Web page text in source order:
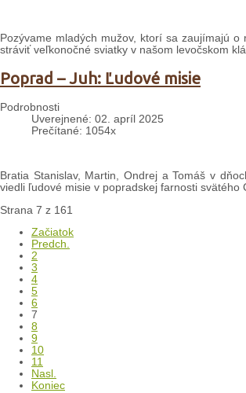
Pozývame mladých mužov, ktorí sa zaujímajú o
stráviť veľkonočné sviatky v našom levočskom
Poprad – Juh: Ľudové misie
Podrobnosti
Uverejnené: 02. apríl 2025
Prečítané: 1054x
Bratia Stanislav, Martin, Ondrej a Tomáš v
viedli ľudové misie v popradskej farnosti svätého
Strana 7 z 161
Začiatok
Predch.
2
3
4
5
6
7
8
9
10
11
Nasl.
Koniec